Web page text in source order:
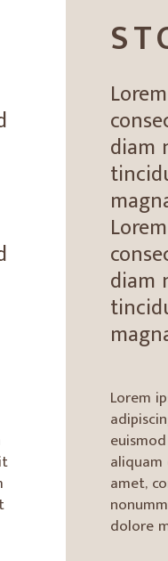
diam
diam
Lorem
amet,
dolore